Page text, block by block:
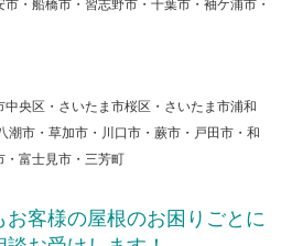
・船橋市・習志野市・千葉市・袖ケ浦市・
央区・さいたま市桜区・さいたま市浦和
潮市・草加市・川口市・蕨市・戸田市・和
・富士見市・三芳町
客様の屋根のお困りごとに